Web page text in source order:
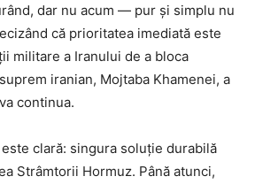
dar nu acum — pur și simplu nu
că prioritatea imediată este
militare a Iranului de a bloca
iranian, Mojtaba Khamenei, a
continua.
clară: singura soluție durabilă
Strâmtorii Hormuz. Până atunci,